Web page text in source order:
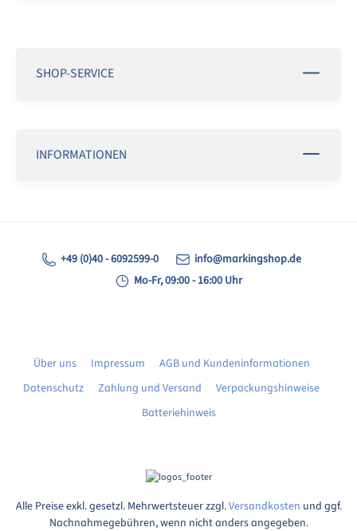
SHOP-SERVICE
INFORMATIONEN
+49 (0)40 - 6092599-0
info@markingshop.de
Mo-Fr, 09:00 - 16:00 Uhr
Über uns Impressum
AGB und Kundeninformationen
Datenschutz
Zahlung und Versand
Verpackungshinweise
Batteriehinweis
Alle Preise exkl. gesetzl. Mehrwertsteuer zzgl.Versandkosten und ggf.
Nachnahmegebühren, wenn nicht anders angegeben.